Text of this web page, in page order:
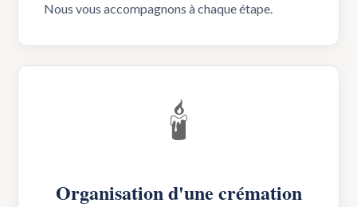
Nous vous accompagnons à chaque étape.
🕯️
Organisation d'une crémation